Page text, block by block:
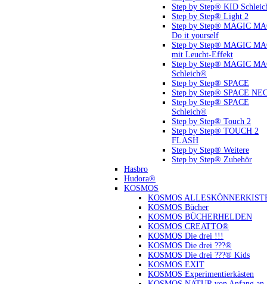
Step by Step® KID
Step by Step® Light 2
Step by Step® MAGIC
Do it yourself
Step by Step® MAGIC
mit Leucht-Effekt
Step by Step® MAGIC
Schleich®
Step by Step® SPACE
Step by Step® SPACE
Step by Step® SPACE
Schleich®
Step by Step® Touch 2
Step by Step® TOUCH 2
FLASH
Step by Step® Weitere
Step by Step® Zubehör
Hasbro
Hudora®
KOSMOS
KOSMOS
KOSMOS Bücher
KOSMOS BÜCHERHELDEN
KOSMOS CREATTO®
KOSMOS Die drei !!!
KOSMOS Die drei ???®
KOSMOS Die drei ???® Kids
KOSMOS EXIT
KOSMOS Experimentierkästen